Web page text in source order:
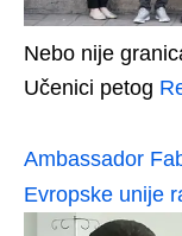
Nebo nije
Učenici petog
Ambassador
Evropske unije